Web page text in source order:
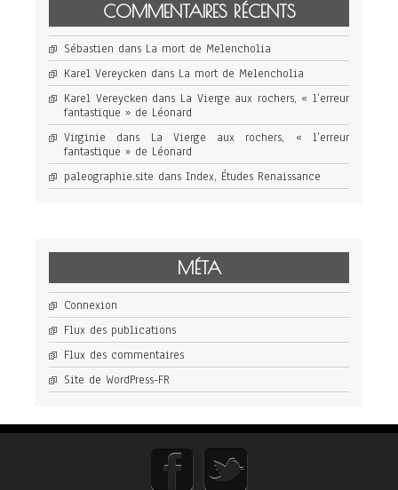
COMMENTAIRES RÉCENTS
Sébastien dans La mort de Melencholia
Karel Vereycken dans La mort de Melencholia
Karel Vereycken dans La Vierge aux rochers, « l’erreur
fantastique » de Léonard
Virginie dans La Vierge aux rochers, « l’erreur
fantastique » de Léonard
paleographie.site dans Index, Études Renaissance
MÉTA
Connexion
Flux des publications
Flux des commentaires
Site de WordPress-FR